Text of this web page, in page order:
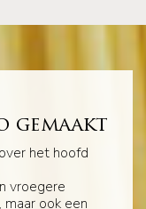
gemaakt
het hoofd
vroegere
ook een